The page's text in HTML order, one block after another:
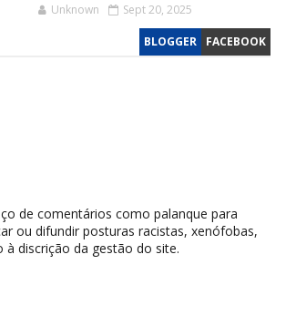
Unknown Sept 20, 2025
BLOGGER FACEBOOK
de comentários como palanque para
ou difundir posturas racistas, xenófobas,
discrição da gestão do site.